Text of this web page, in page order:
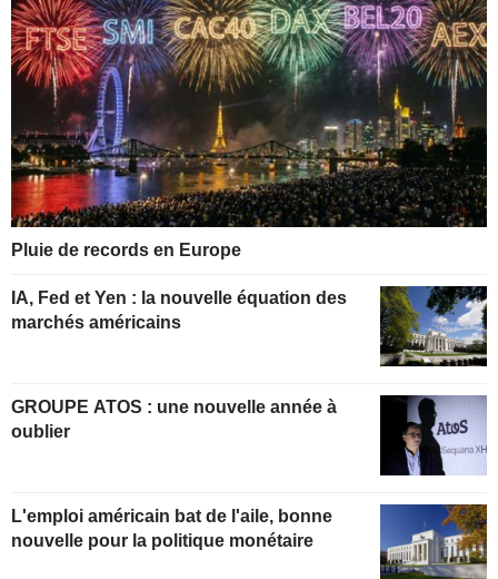
Pluie de records en Europe
IA, Fed et Yen : la nouvelle équation des
marchés américains
GROUPE ATOS : une nouvelle année à
oublier
L'emploi américain bat de l'aile, bonne
nouvelle pour la politique monétaire